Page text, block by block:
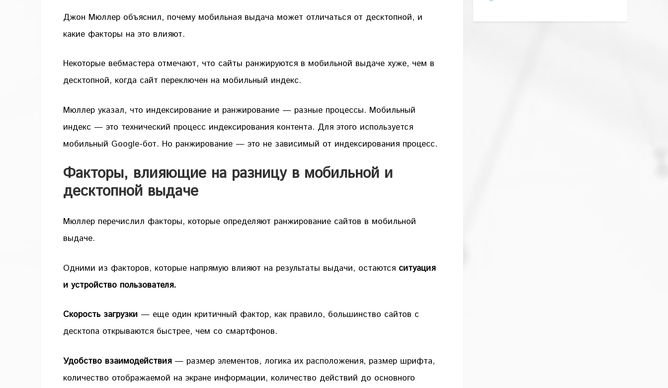
Джон Мюллер объяснил, почему мобильная выдача может отличаться от десктопной, и
какие факторы на это влияют.
Некоторые вебмастера отмечают, что сайты ранжируются в мобильной выдаче хуже, чем в
десктопной, когда сайт переключен на мобильный индекс.
Мюллер указал, что индексирование и ранжирование — разные процессы. Мобильный
индекс — это технический процесс индексирования контента. Для этого используется
мобильный Google-бот. Но ранжирование — это не зависимый от индексирования процесс.
Факторы, влияющие на разницу в мобильной и
десктопной выдаче
Мюллер перечислил факторы, которые определяют ранжирование сайтов в мобильной
выдаче.
Одними из факторов, которые напрямую влияют на результаты выдачи, остаются ситуация
и устройство пользователя.
Скорость загрузки — еще один критичный фактор, как правило, большинство сайтов с
десктопа открываются быстрее, чем со смартфонов.
Удобство взаимодействия— размер элементов, логика их расположения, размер шрифта,
количество отображаемой на экране информации, количество действий до основного